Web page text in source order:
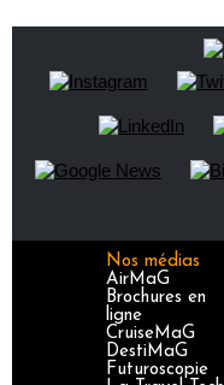
Nos médias
AirMaG
Brochures en
ligne
CruiseMaG
DestiMaG
Futuroscopie